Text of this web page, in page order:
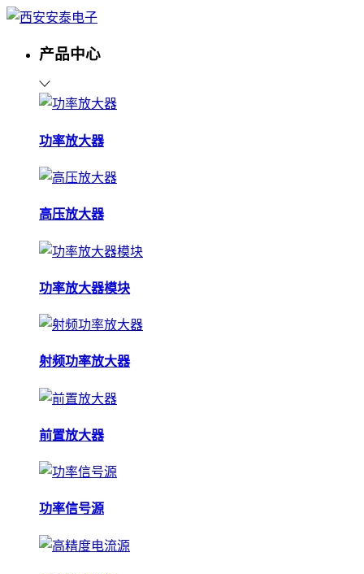
产品中心
功率放大器
高压放大器
功率放大器模块
射频功率放大器
前置放大器
功率信号源